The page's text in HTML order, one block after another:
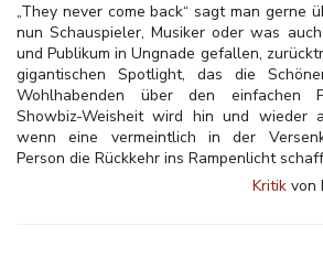
„They never come back“ sagt man gerne
nun Schauspieler, Musiker oder was
und Publikum in Ungnade gefallen,
gigantischen Spotlight, das die
Wohlhabenden über den einfachen
Showbiz-Weisheit wird hin und wieder
wenn eine vermeintlich in der
Person die Rückkehr ins Rampenlicht
Kritik von